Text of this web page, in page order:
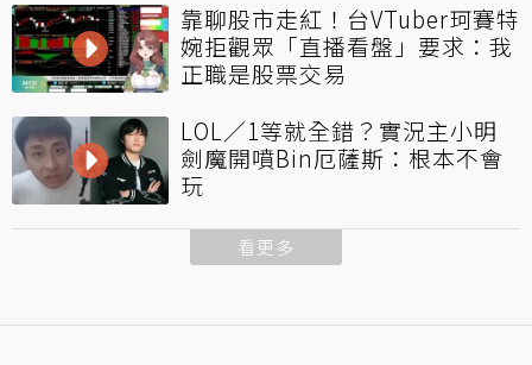
靠聊股市走紅！台VTuber珂賽特
婉拒觀眾「直播看盤」要求：我
正職是股票交易
LOL／1等就全錯？實況主小明
劍魔開噴Bin厄薩斯：根本不會
玩
看更多